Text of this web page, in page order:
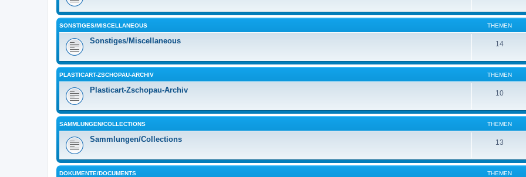
SONSTIGES/MISCELLANEOUS THEMEN
Sonstiges/Miscellaneous 14
PLASTICART-ZSCHOPAU-ARCHIV THEMEN
Plasticart-Zschopau-Archiv 10
SAMMLUNGEN/COLLECTIONS THEMEN
Sammlungen/Collections 13
DOKUMENTE/DOCUMENTS THEMEN